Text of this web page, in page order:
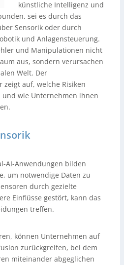
künstliche Intelligenz und
sei es durch das
Sensorik oder durch
und Anlagensteuerung.
und Manipulationen nicht
aus, sondern verursachen
Welt. Der
auf, welche Risiken
wie Unternehmen ihnen
AI-Anwendungen bilden
um notwendige Daten zu
durch gezielte
Einflüsse gestört, kann das
treffen.
können Unternehmen auf
zurückgreifen, bei dem
miteinander abgeglichen